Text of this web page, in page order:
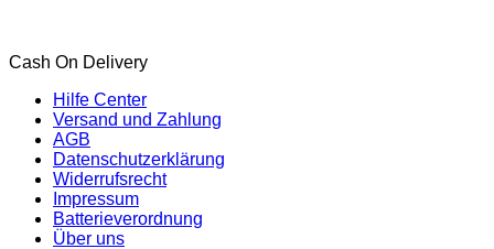
Cash On Delivery
Hilfe Center
Versand und Zahlung
AGB
Datenschutzerklärung
Widerrufsrecht
Impressum
Batterieverordnung
Über uns